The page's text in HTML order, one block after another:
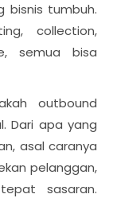
bisnis tumbuh.
collection,
semua bisa
outbound
Dari apa yang
asal caranya
pelanggan,
sasaran.